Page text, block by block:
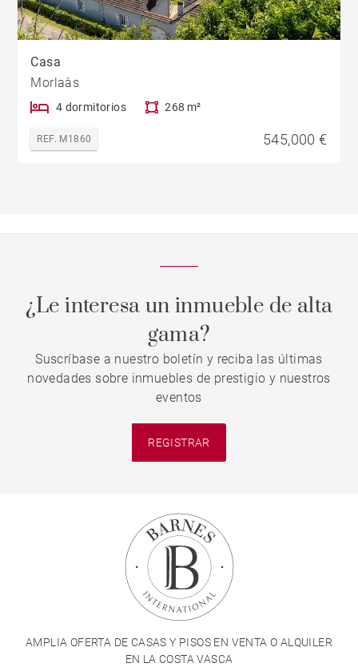
Casa
Morlaàs
4 dormitorios 268 m²
REF. M1860 545,000 €
¿Le interesa un inmueble de alta
gama?
Suscríbase a nuestro boletín y reciba las últimas
novedades sobre inmuebles de prestigio y nuestros
eventos
REGISTRAR
AMPLIA OFERTA DE CASAS Y PISOS EN VENTA O ALQUILER
EN LA COSTA VASCA